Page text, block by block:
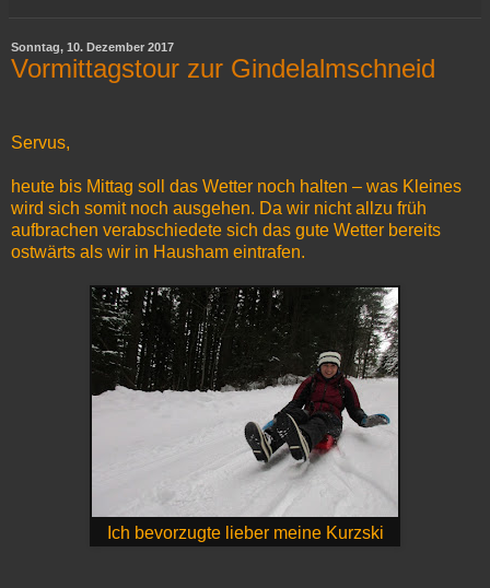
Sonntag, 10. Dezember 2017
Vormittagstour zur Gindelalmschneid
Servus,
heute bis Mittag soll das Wetter noch halten – was Kleines
wird sich somit noch ausgehen. Da wir nicht allzu früh
aufbrachen verabschiedete sich das gute Wetter bereits
ostwärts als wir in Hausham eintrafen.
Ich bevorzugte lieber meine Kurzski